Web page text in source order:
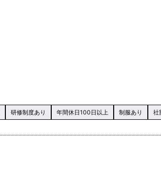
研修制度あり 年間休日100日以上 制服あり 社